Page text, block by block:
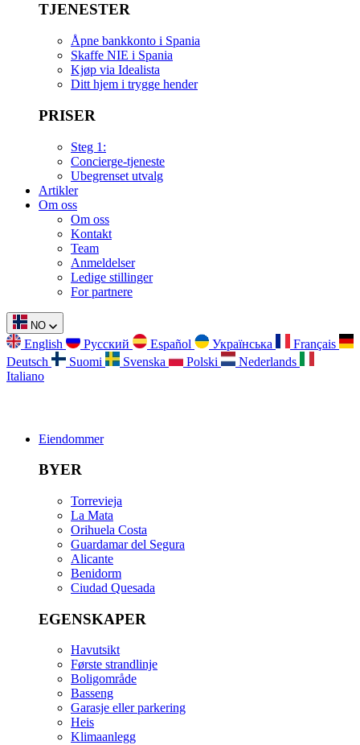
TJENESTER
Åpne bankkonto i Spania
Skaffe NIE i Spania
Kjøp via Idealista
Ditt hjem i trygge hender
PRISER
Steg 1:
Concierge-tjeneste
Ubegrenset utvalg
Artikler
Om oss
Om oss
Kontakt
Team
Anmeldelser
Ledige stillinger
For partnere
NO
English Русский Español Українська
Français
Deutsch
Suomi Svenska Polski
Nederlands
Italiano
Eiendommer
BYER
Torrevieja
La Mata
Orihuela Costa
Guardamar del Segura
Alicante
Benidorm
Ciudad Quesada
EGENSKAPER
Havutsikt
Første strandlinje
Boligområde
Basseng
Garasje eller parkering
Heis
Klimaanlegg